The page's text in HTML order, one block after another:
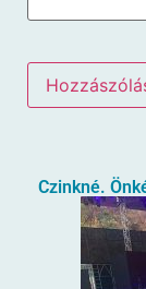
Czinkné.